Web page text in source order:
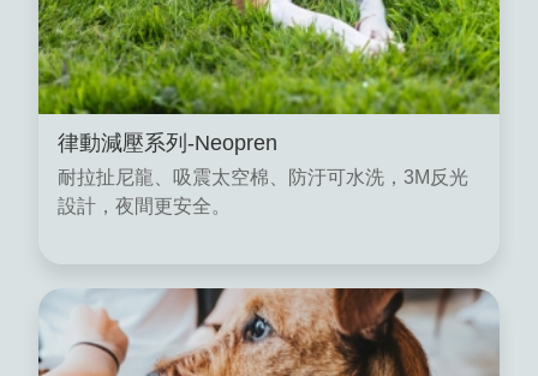
律動減壓系列-Neopren
耐拉扯尼龍、吸震太空棉、防汙可水洗，3M反光
設計，夜間更安全。